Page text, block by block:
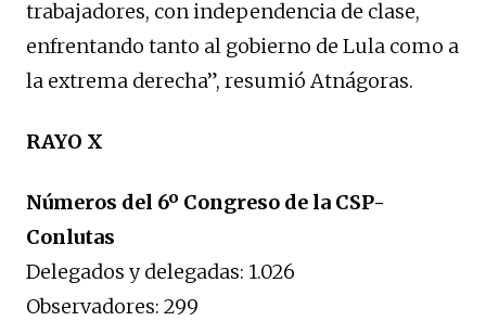
trabajadores, con independencia de clase,
enfrentando tanto al gobierno de Lula como a
la extrema derecha”, resumió Atnágoras.
RAYO X
Números del 6º Congreso de la CSP-
Conlutas
Delegados y delegadas: 1.026
Observadores: 299